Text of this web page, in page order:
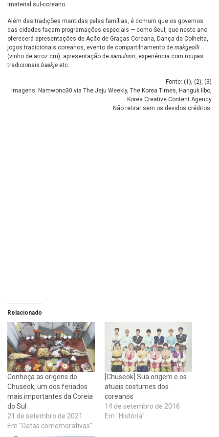
imaterial sul-coreano.
Além das tradições mantidas pelas famílias, é comum que os governos
das cidades façam programações especiais — como Seul, que neste ano
oferecerá apresentações de Ação de Graças Coreana, Dança da Colheita,
jogos tradicionais coreanos, evento de compartilhamento de makgeolli
(vinho de arroz cru), apresentação de samulnori, experiência com roupas
tradicionais baekje etc.
Fonte: (1 ), (2), (3)
Imagens: Namwono30 via The Jeju Weekly, The Korea Times, Hanguk Ilbo,
Korea Creative Content Agency
Não retirar sem os devidos créditos.
Relacionado
Conheça as origens do
Chuseok, um dos feriados
mais importantes da Coreia
do Sul
21 de setembro de 2021
Em "Datas comemorativas"
[Chuseok] Sua origem e os
atuais costumes dos
coreanos
14 de setembro de 2016
Em "História"